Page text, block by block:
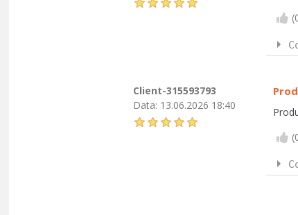
(
Client-315593793
Data: 13.06.2026 18:40
(